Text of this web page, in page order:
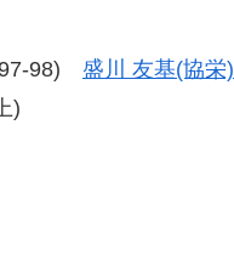
98) 盛川 友基(協栄)
)